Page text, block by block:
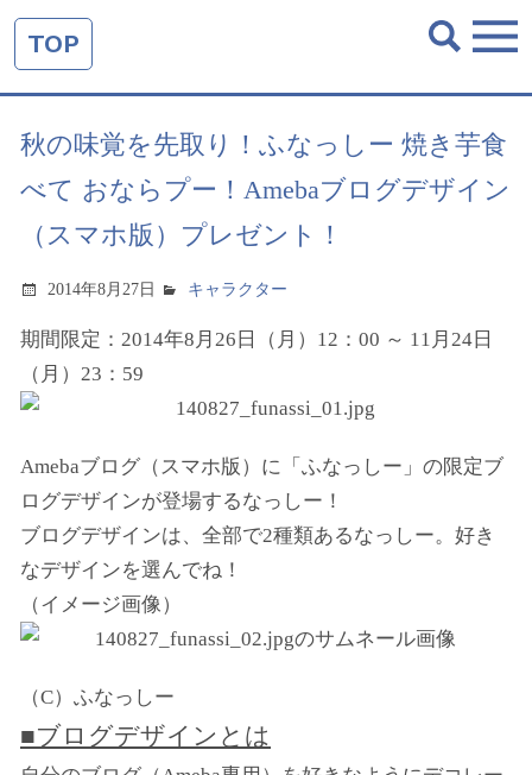
TOP
秋の味覚を先取り！ふなっしー 焼き芋食
べて おならプー！Amebaブログデザイン
（スマホ版）プレゼント！
2014年8月27日 キャラクター
期間限定：2014年8月26日（月）12：00 ～ 11月24日
（月）23：59
Amebaブログ（スマホ版）に「ふなっしー」の限定ブ
ログデザインが登場するなっしー！
ブログデザインは、全部で2種類あるなっしー。好き
なデザインを選んでね！
（イメージ画像）
（C）ふなっしー
■ブログデザインとは